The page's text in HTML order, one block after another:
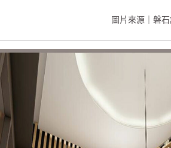
圖片來源｜磐